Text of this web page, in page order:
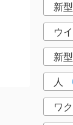
ウ
人
ワ